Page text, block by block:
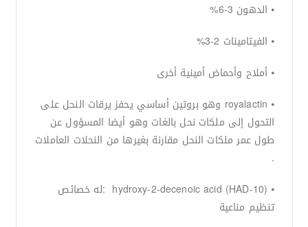
⦁ الدهون 3-6%
⦁ الفيتامينات 2-3%
⦁ أملاح وأحماض أمينية أخرى
⦁ royalactin وهو بروتين أساسي يحفز يرقات النحل على
التحول إلى ملكات نحل بالغات وهو أيضا المسؤول عن
طول عمر ملكات النحل مقارنة بغيرها من النحلات العاملات
.
⦁ (10-hydroxy-2-decenoic acid (HAD :له خصائص
تنظيم مناعية